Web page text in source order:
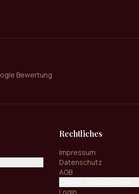
Bewertung
Rechtliches
Impressum
Datenschutz
AGB
Login